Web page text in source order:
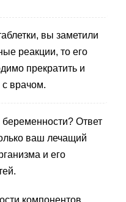
вы заметили
реакции, то его
прекратить и
с врачом.
Ответ
ваш лечащий
и его
компонентов